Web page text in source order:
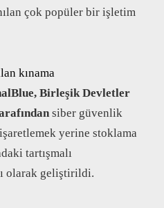
çok popüler bir işletim
kınama
Birleşik Devletler
siber güvenlik
işaretlemek yerine stoklama
tartışmalı
olarak geliştirildi.